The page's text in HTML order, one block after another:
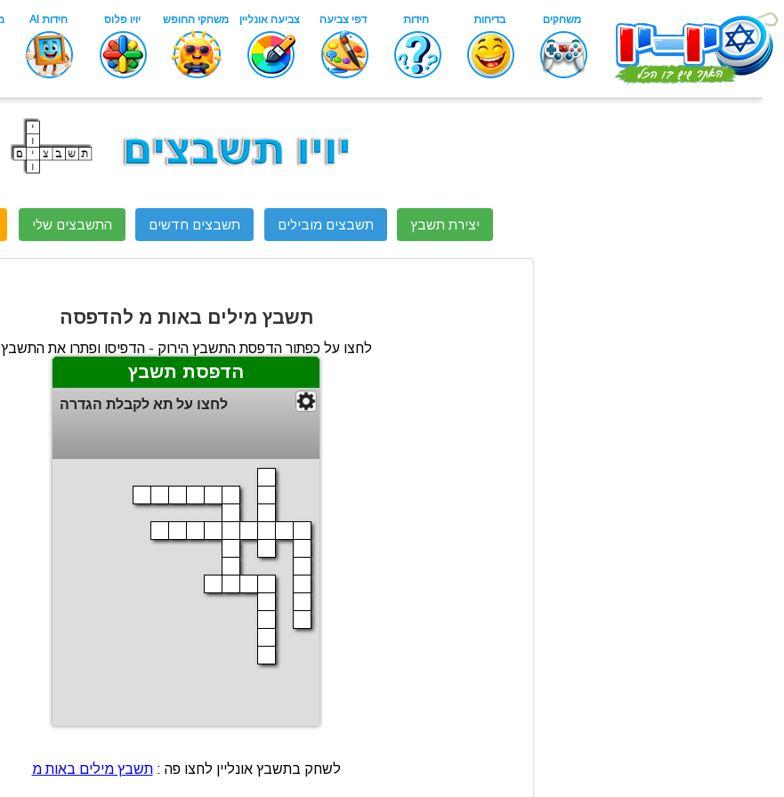
יצירת תשבץ תשבצים מובילים תשבצים חדשים התשבצים שלי
תשבץ מילים באות מ להדפסה
לחצו על כפתור הדפסת התשבץ הירוק - הדפיסו ופתרו את התשבץ
הדפסת תשבץ
לחצו על תא לקבלת הגדרה
סגור חלון
לשחק בתשבץ אונליין לחצו פה :תשבץ מילים באות מ